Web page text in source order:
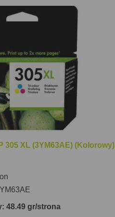
urządzenie, które zaspokoi
305 XL (3YM63AE) (Kolorowy)
48.49 gr/strona